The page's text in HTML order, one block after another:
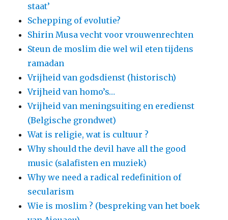
staat’
Schepping of evolutie?
Shirin Musa vecht voor vrouwenrechten
Steun de moslim die wel wil eten tijdens
ramadan
Vrijheid van godsdienst (historisch)
Vrijheid van homo’s…
Vrijheid van meningsuiting en eredienst
(Belgische grondwet)
Wat is religie, wat is cultuur ?
Why should the devil have all the good
music (salafisten en muziek)
Why we need a radical redefinition of
secularism
Wie is moslim ? (bespreking van het boek